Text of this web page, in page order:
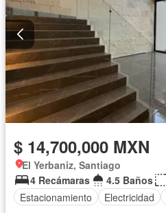
$ 14,700,000 MXN
El Yerbaniz, Santiago
4 Recámaras
4.5 Baños
Estacionamiento
Electricidad